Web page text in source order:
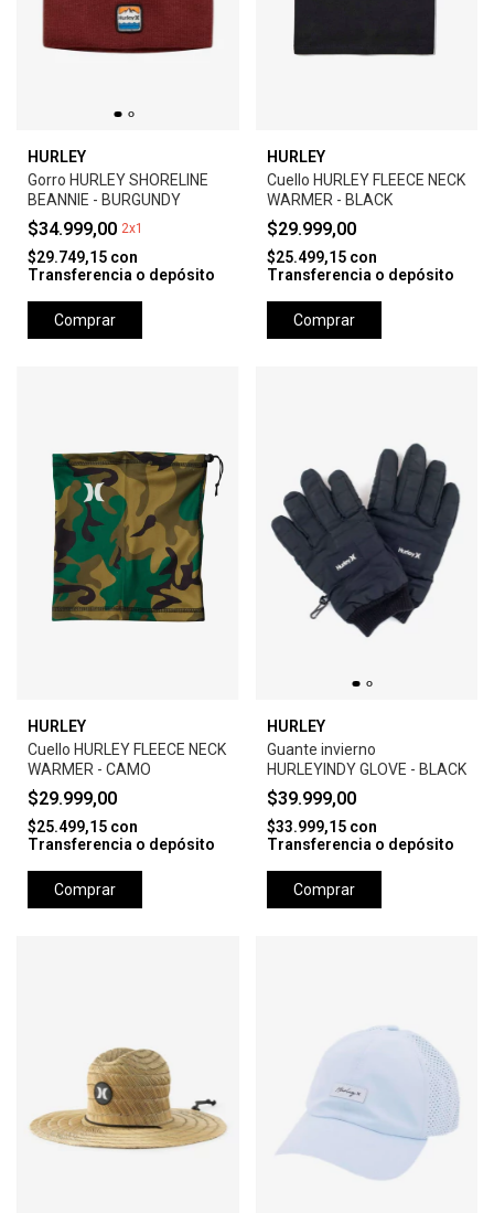
HURLEY
Gorro HURLEY SHORELINE
BEANNIE - BURGUNDY
$34.999,00 2x1
$29.749,15 con
Transferencia o depósito
Comprar
HURLEY
Cuello HURLEY FLEECE NECK
WARMER - BLACK
$29.999,00
$25.499,15 con
Transferencia o depósito
Comprar
HURLEY
Cuello HURLEY FLEECE NECK
WARMER - CAMO
$29.999,00
$25.499,15 con
Transferencia o depósito
Comprar
HURLEY
Guante invierno
HURLEYINDY GLOVE - BLACK
$39.999,00
$33.999,15 con
Transferencia o depósito
Comprar